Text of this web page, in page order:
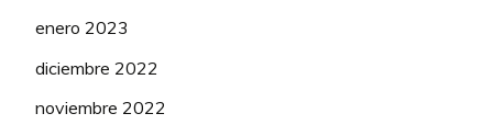
enero 2023
diciembre 2022
noviembre 2022